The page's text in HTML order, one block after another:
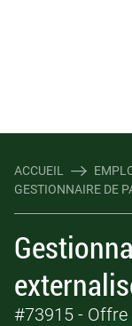
ACCUEIL
GESTIONNAIRE DE
#73915 - Offre